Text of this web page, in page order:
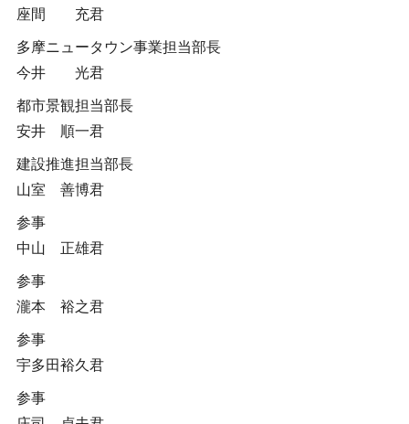
座間 充君
多摩ニュータウン事業担当部長
今井 光君
都市景観担当部長
安井 順一君
建設推進担当部長
山室 善博君
参事
中山 正雄君
参事
瀧本 裕之君
参事
宇多田裕久君
参事